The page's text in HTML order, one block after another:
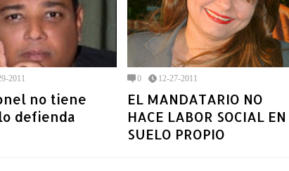
2011
no tiene
defienda
0 12-27-2011
EL MANDATARIO NO
HACE LABOR SOCIAL EN
SUELO PROPIO